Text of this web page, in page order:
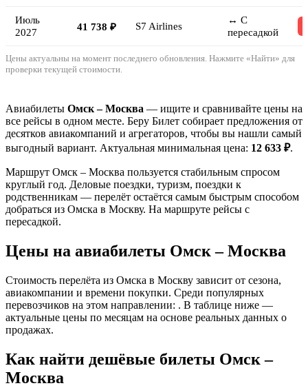
Июль
2027
41 738 ₽ S7 Airlines
↔ С
пересадкой
Цены актуальны на момент последнего обновления. Нажмите «Найти» для
проверки текущей стоимости.
Авиабилеты Омск – Москва — ищите и сравнивайте цены на
все рейсы в одном месте. Беру Билет собирает предложения от
десятков авиакомпаний и агрегаторов, чтобы вы нашли самый
выгодный вариант. Актуальная минимальная цена: 12 633 ₽.
Маршрут Омск – Москва пользуется стабильным спросом
круглый год. Деловые поездки, туризм, поездки к
родственникам — перелёт остаётся самым быстрым способом
добраться из Омска в Москву. На маршруте рейсы с
пересадкой.
Цены на авиабилеты Омск – Москва
Стоимость перелёта из Омска в Москву зависит от сезона,
авиакомпании и времени покупки. Среди популярных
перевозчиков на этом направлении: . В таблице ниже —
актуальные цены по месяцам на основе реальных данных о
продажах.
Как найти дешёвые билеты Омск –
Москва